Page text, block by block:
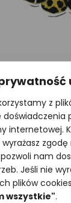
z
doświadczenia
internetowej.
wyrażasz
nam
Jeśli nie
plików
wszystkie".
Zobacz